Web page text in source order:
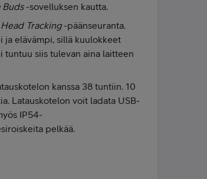
Buds-sovelluksen kautta.
Tracking-päänseuranta.
ja elävämpi, sillä kuulokkeet
tuntuu siis tulevan aina laitteen
kanssa 38 tuntiin. 10
Latauskotelon voit ladata USB-
IP54-
pelkää.